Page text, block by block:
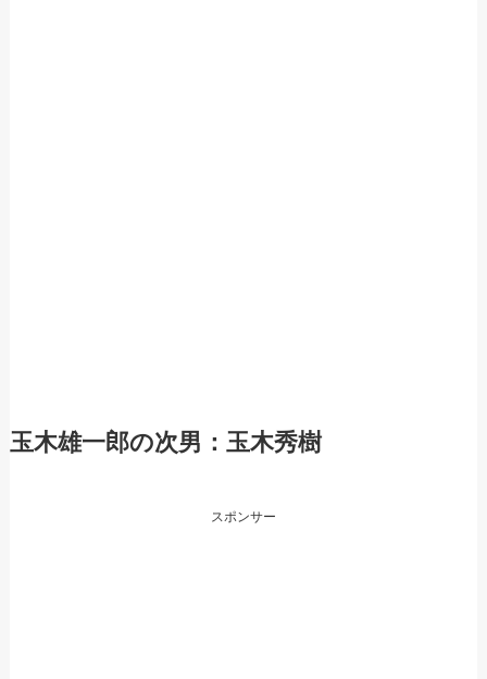
玉木雄一郎の次男：玉木秀樹
スポンサー